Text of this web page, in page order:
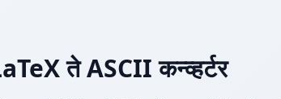
ते ASCII कन्व्हर्टर